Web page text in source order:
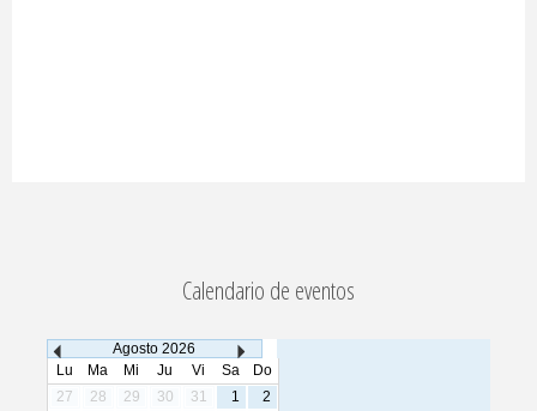
Calendario de eventos
Agosto 2026
Lu
Ma Mi Ju Vi Sa
Do
27
28 29 30 31 1
2